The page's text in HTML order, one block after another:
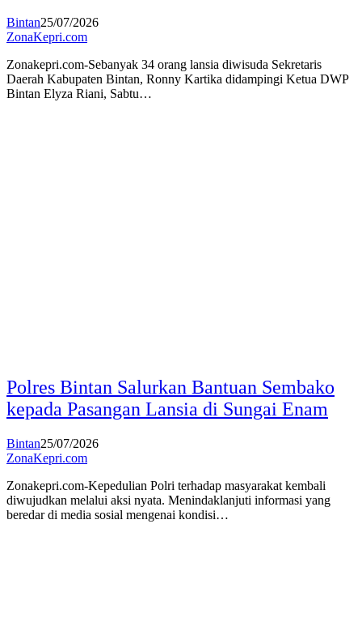
Bintan25/07/2026
ZonaKepri.com
Zonakepri.com-Sebanyak 34 orang lansia diwisuda Sekretaris
Daerah Kabupaten Bintan, Ronny Kartika didampingi Ketua DWP
Bintan Elyza Riani, Sabtu…
Polres Bintan Salurkan Bantuan Sembako
kepada Pasangan Lansia di Sungai Enam
Bintan25/07/2026
ZonaKepri.com
Zonakepri.com-Kepedulian Polri terhadap masyarakat kembali
diwujudkan melalui aksi nyata. Menindaklanjuti informasi yang
beredar di media sosial mengenai kondisi…